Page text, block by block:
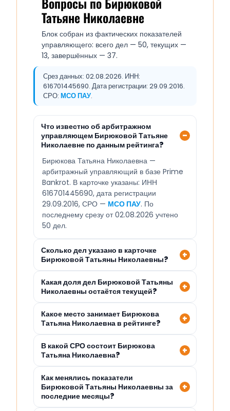
Татьяне Николаевне
Блок собран из фактических показателей
управляющего: всего дел — 50, текущих —
13, завершённых — 37.
Срез данных: 02.08.2026. ИНН:
616701445690. Дата регистрации: 29.09.2016.
СРО: МСО ПАУ.
Что известно об арбитражном
управляющем Бирюковой Татьяне
Николаевне по данным рейтинга?
Бирюкова Татьяна Николаевна —
арбитражный управляющий в базе Prime
Bankrot. В карточке указаны: ИНН
616701445690, дата регистрации
29.09.2016, СРО — МСО ПАУ. По
последнему срезу от 02.08.2026 учтено
50 дел.
Сколько дел указано в карточке
Бирюковой Татьяны Николаевны?
Какая доля дел Бирюковой Татьяны
Николаевны остаётся текущей?
Какое место занимает Бирюкова
Татьяна Николаевна в рейтинге?
В какой СРО состоит Бирюкова
Татьяна Николаевна?
Как менялись показатели
Бирюковой Татьяны Николаевны за
последние месяцы?